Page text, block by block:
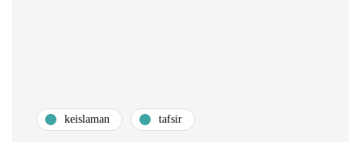
keislaman tafsir